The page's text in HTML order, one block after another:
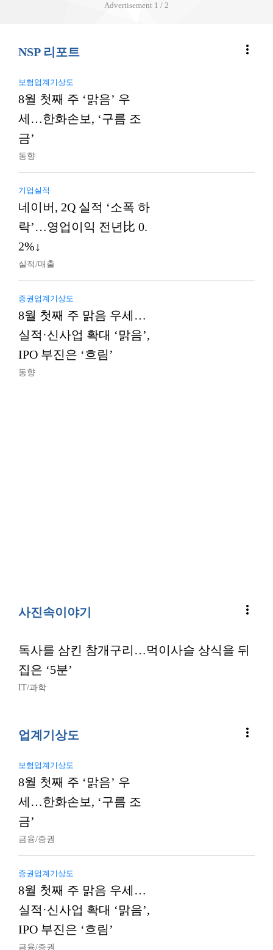
Advertisement 2 / 2
NSP 리포트 more_vert
보험업계기상도
8월 첫째 주 ‘맑음’ 우
세…한화손보, ‘구름 조
금’
동향
기업실적
네이버, 2Q 실적 ‘소폭 하
락’…영업이익 전년比 0.
2%↓
실적/매출
증권업계기상도
8월 첫째 주 맑음 우세…
실적·신사업 확대 ‘맑음’,
IPO 부진은 ‘흐림’
동향
사진속이야기 more_vert
독사를 삼킨 참개구리…먹이사슬 상식을 뒤
집은 ‘5분’
IT/과학
업계기상도 more_vert
보험업계기상도
8월 첫째 주 ‘맑음’ 우
세…한화손보, ‘구름 조
금’
금융/증권
증권업계기상도
8월 첫째 주 맑음 우세…
실적·신사업 확대 ‘맑음’,
IPO 부진은 ‘흐림’
금융/증권